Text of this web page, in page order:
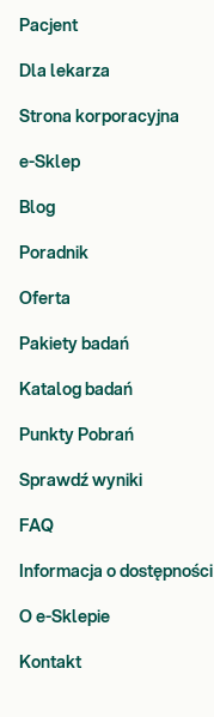
Pacjent
Dla lekarza
Strona korporacyjna
e-Sklep
Blog
Poradnik
Oferta
Pakiety badań
Katalog badań
Punkty Pobrań
Sprawdź wyniki
FAQ
Informacja o dostępności
O e-Sklepie
Kontakt